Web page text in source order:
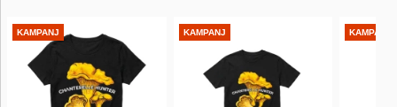
KAMPANJ KAMPANJ KAMPANJ